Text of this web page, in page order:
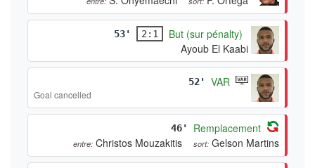
53' 2:1
But (sur pénalty)
Ayoub El Kaabi
52' VAR
Goal cancelled
46' Remplacement
entre: Christos Mouzakitis sort: Gelson Martins